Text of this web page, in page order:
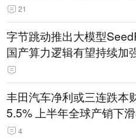
21
字节跳动推出大模型
国产算力逻辑有望持续加
丰田汽车净利或三连跌本
5.5% 上半年全球产销下
14.3万辆
4